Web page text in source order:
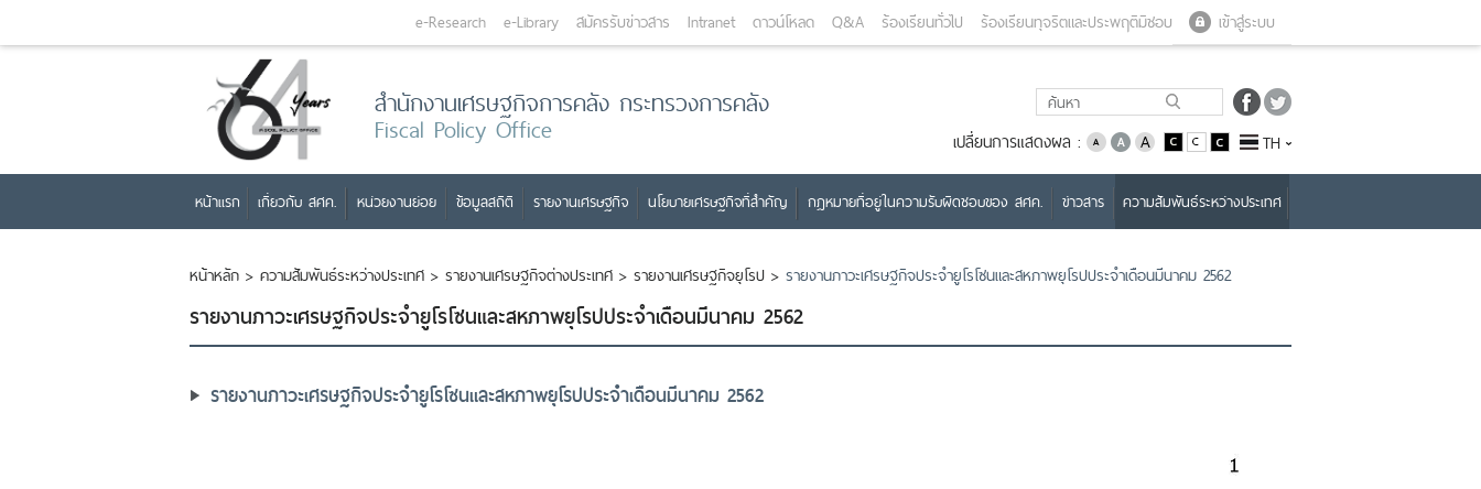
เข้าสู่ระบบ
e-Research e-Library สมัครรับข่าวสาร Intranet ดาวน์โหลด Q&A ร้องเรียนทั่วไป ร้องเรียนทุจริตและประพฤติมิชอบ
สำนักงานเศรษฐกิจการคลัง กระทรวงการคลัง
Fiscal Policy Office เปลี่ยนการแสดงผล : TH
หน้าแรก เกี่ยวกับ สศค. หน่วยงานย่อย ข้อมูลสถิติ รายงานเศรษฐกิจ นโยบายเศรษฐกิจที่สำคัญ กฎหมายที่อยู่ในความรับผิดชอบของ สศค. ข่าวสาร ความสัมพันธ์ระหว่างประเทศ
หน้าหลัก > ความสัมพันธ์ระหว่างประเทศ > รายงานเศรษฐกิจต่างประเทศ > รายงานเศรษฐกิจยุโรป > รายงานภาวะเศรษฐกิจประจำยูโรโซนและสหภาพยุโรปประจำเดือนมีนาคม 2562
รายงานภาวะเศรษฐกิจประจำยูโรโซนและสหภาพยุโรปประจำเดือนมีนาคม 2562
รายงานภาวะเศรษฐกิจประจำยูโรโซนและสหภาพยุโรปประจำเดือนมีนาคม 2562